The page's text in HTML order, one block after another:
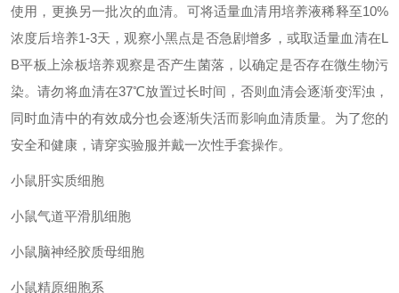
使用，更换另一批次的血清。可将适量血清用培养液稀释至10%
浓度后培养1-3天，观察小黑点是否急剧增多，或取适量血清在L
B平板上涂板培养观察是否产生菌落，以确定是否存在微生物污
染。请勿将血清在37℃放置过长时间，否则血清会逐渐变浑浊，
同时血清中的有效成分也会逐渐失活而影响血清质量。 为了您的
安全和健康，请穿实验服并戴一次性手套操作。
小鼠肝实质细胞
小鼠气道平滑肌细胞
小鼠脑神经胶质母细胞
小鼠精原细胞系